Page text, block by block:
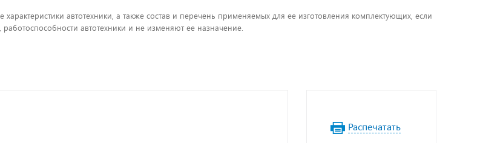
автотехники, а также состав и перечень применяемых для ее изготовления комплектующих, если
автотехники и не изменяют ее назначение.
Распечатать